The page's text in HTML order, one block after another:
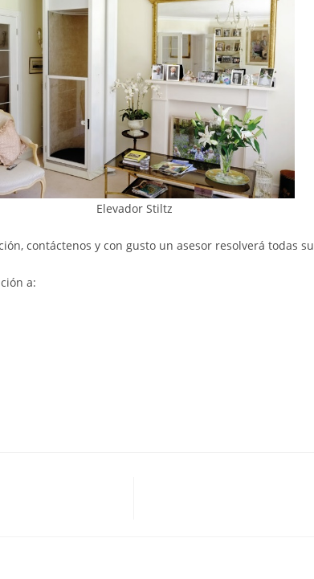
Elevador Stiltz
contáctenos y con gusto un asesor resolverá todas
a: